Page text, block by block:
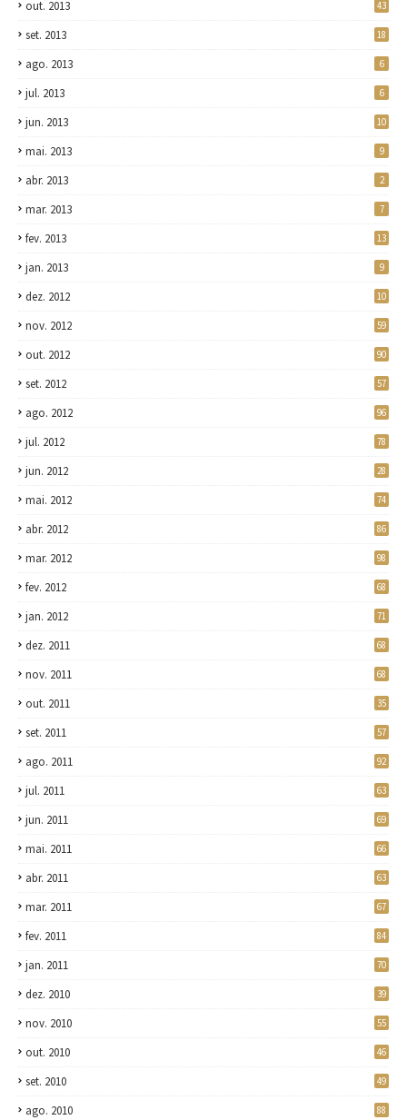
out. 2013 43
set. 2013 18
ago. 2013 6
jul. 2013 6
jun. 2013 10
mai. 2013 9
abr. 2013 2
mar. 2013 7
fev. 2013 13
jan. 2013 9
dez. 2012 10
nov. 2012 59
out. 2012 90
set. 2012 57
ago. 2012 96
jul. 2012 78
jun. 2012 28
mai. 2012 74
abr. 2012 86
mar. 2012 98
fev. 2012 68
jan. 2012 71
dez. 2011 68
nov. 2011 68
out. 2011 35
set. 2011 57
ago. 2011 92
jul. 2011 63
jun. 2011 69
mai. 2011 66
abr. 2011 63
mar. 2011 67
fev. 2011 84
jan. 2011 70
dez. 2010 39
nov. 2010 55
out. 2010 46
set. 2010 49
ago. 2010 88